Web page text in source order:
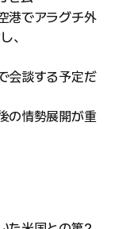
港でアラグチ外
、
会談する予定だ
の情勢展開が重